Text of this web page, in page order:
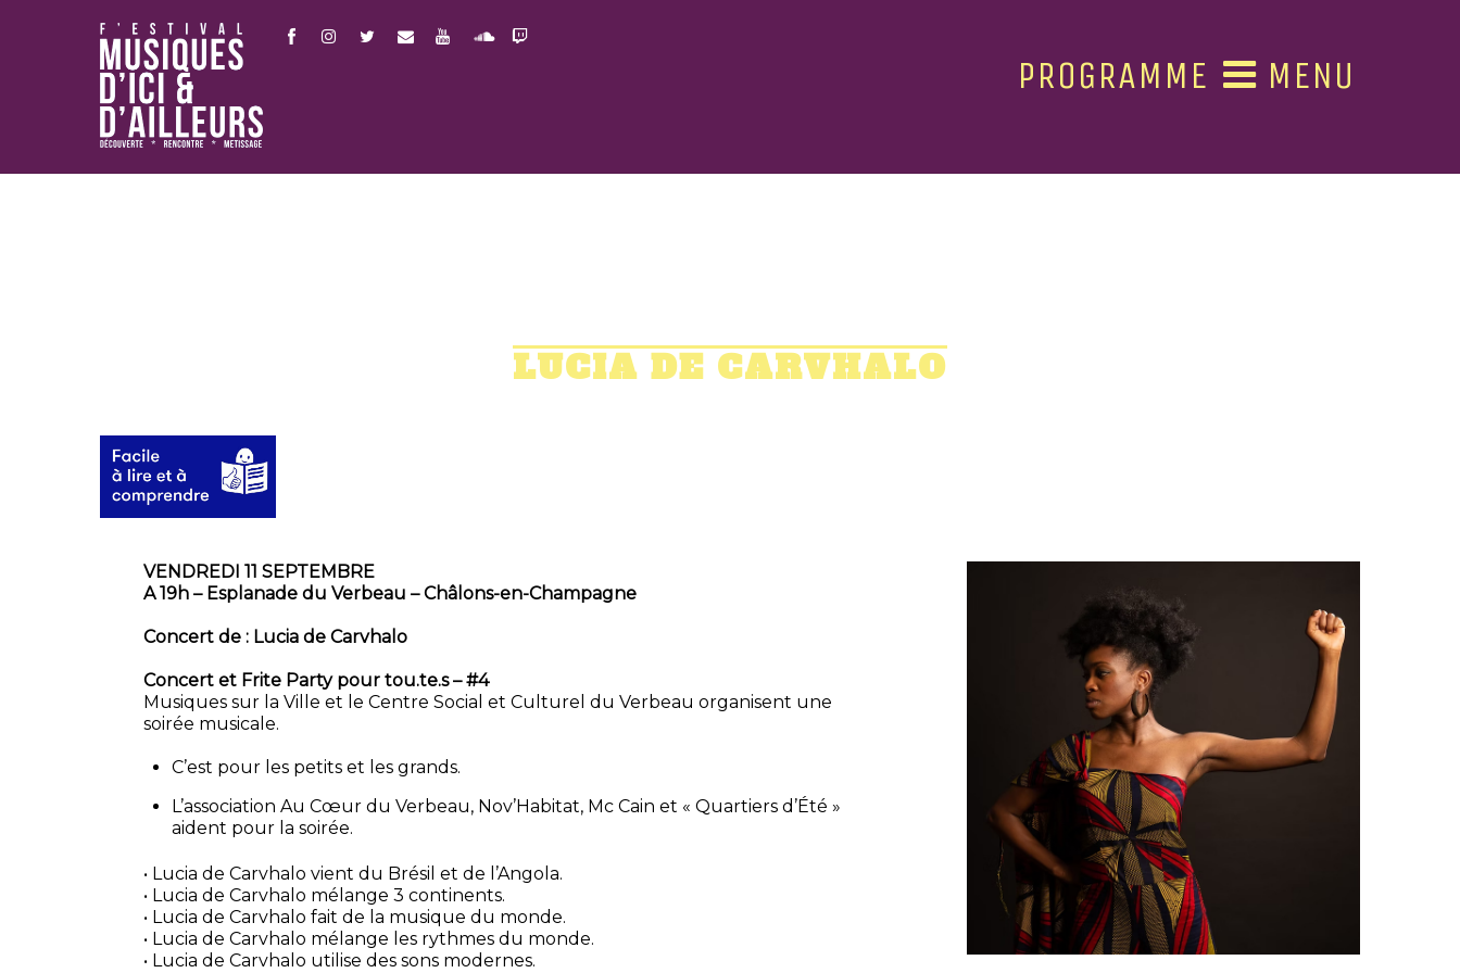
PROGRAMME MENU
LUCIA DE CARVHALO
VENDREDI 11 SEPTEMBRE
A 19h – Esplanade du Verbeau – Châlons-en-Champagne
Concert de : Lucia de Carvhalo
Concert et Frite Party pour tou.te.s – #4
Musiques sur la Ville et le Centre Social et Culturel du Verbeau organisent une
soirée musicale.
C’est pour les petits et les grands.
L’association Au Cœur du Verbeau, Nov’Habitat, Mc Cain et « Quartiers d’Été »
aident pour la soirée.
• Lucia de Carvhalo vient du Brésil et de l’Angola.
• Lucia de Carvhalo mélange 3 continents.
• Lucia de Carvhalo fait de la musique du monde.
• Lucia de Carvhalo mélange les rythmes du monde.
• Lucia de Carvhalo utilise des sons modernes.